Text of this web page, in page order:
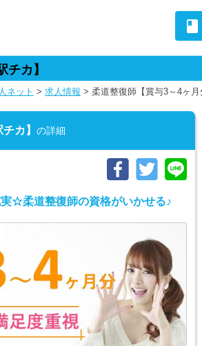
book
カ】
ネット > 求人情報 > 柔道整復師【賞与3～4ヶ
カ】 の詳細
☆柔道整復師の資格がいかせる♪